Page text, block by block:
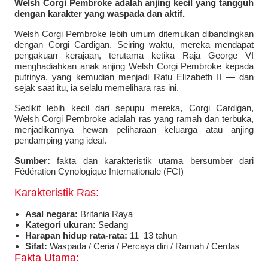
Welsh Corgi Pembroke adalah anjing kecil yang tangguh
dengan karakter yang waspada dan aktif.
Welsh Corgi Pembroke lebih umum ditemukan dibandingkan
dengan Corgi Cardigan. Seiring waktu, mereka mendapat
pengakuan kerajaan, terutama ketika Raja George VI
menghadiahkan anak anjing Welsh Corgi Pembroke kepada
putrinya, yang kemudian menjadi Ratu Elizabeth II — dan
sejak saat itu, ia selalu memelihara ras ini.
Sedikit lebih kecil dari sepupu mereka, Corgi Cardigan,
Welsh Corgi Pembroke adalah ras yang ramah dan terbuka,
menjadikannya hewan peliharaan keluarga atau anjing
pendamping yang ideal.
Sumber: fakta dan karakteristik utama bersumber dari
Fédération Cynologique Internationale (FCI)
Karakteristik Ras:
Asal negara: Britania Raya
Kategori ukuran: Sedang
Harapan hidup rata-rata: 11–13 tahun
Sifat: Waspada / Ceria / Percaya diri / Ramah / Cerdas
Fakta Utama: